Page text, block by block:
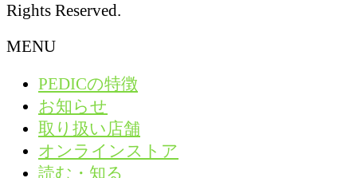
Rights Reserved.
MENU
PEDICの特徴
お知らせ
取り扱い店舗
オンラインストア
読む・知る